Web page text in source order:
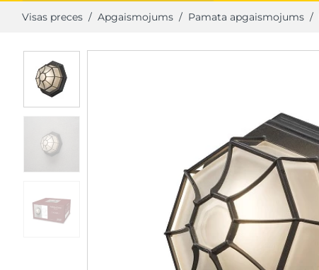
Visas preces / Apgaismojums / Pamata apgaismojums /